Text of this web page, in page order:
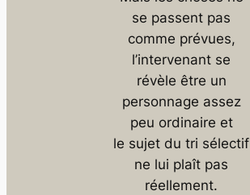
se passent pas
comme prévues,
l’intervenant se
révèle être un
personnage assez
peu ordinaire et
le sujet du tri sélectif
ne lui plaît pas
réellement.